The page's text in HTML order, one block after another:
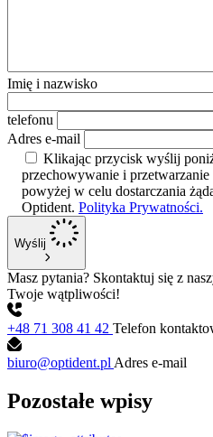
Imię i nazwisko
telefonu
Adres e-mail
Klikając przycisk wyślij
przechowywanie i
powyżej w celu dostarczania
Optident. Polityka Prywatności.
Wyślij
Masz pytania? Skontaktuj się z
Twoje wątpliwości!
+48 71 308 41 42 Telefon
biuro@optident.pl Adres e-mail
Pozostałe wpisy